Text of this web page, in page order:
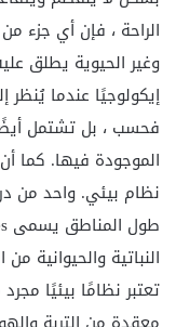
الراحة ، فإن أي جزء
وغير الحيوية يطلق
إيكولوجيًا عندما
فحسب ، بل تشتمل
الموجودة فيها. كما
نظام بيئي. واحد من
طول المناطق يسمى
النباتية والحيوانية
تعتبر نظامًا بيئيًا